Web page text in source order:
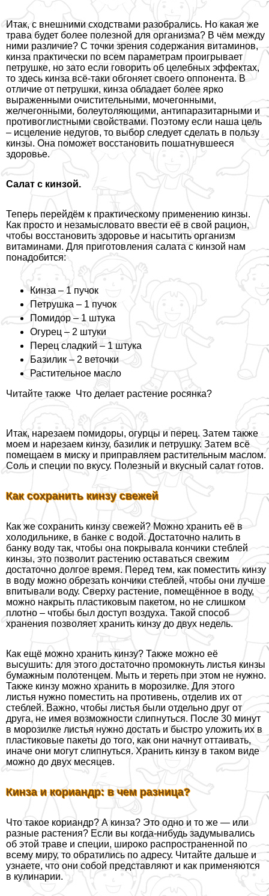
Итак, с внешними сходствами разобрались. Но какая же
трава будет более полезной для организма? В чём между
ними различие? С точки зрения содержания витаминов,
кинза пpaктически по всем параметрам проигрывает
петрушке, но зато если говорить об целебных эффектах,
то здесь кинза всё-таки обгоняет своего оппонента. В
отличие от петрушки, кинза обладает более ярко
выраженными очистительными, мочегонными,
желчегонными, болеутоляющими, антипаразитарными и
противоглистными свойствами. Поэтому если наша цель
– исцеление недугов, то выбор следует сделать в пользу
кинзы. Она поможет восстановить пошатнувшееся
здоровье.
Салат с кинзой.
Теперь перейдём к пpaктическому применению кинзы.
Как просто и незамысловато ввести её в свой рацион,
чтобы восстановить здоровье и насытить организм
витаминами. Для приготовления салата с кинзой нам
понадобится:
Кинза – 1 пучок
Петрушка – 1 пучок
Помидор – 1 штука
Огурец – 2 штуки
Перец сладкий – 1 штука
Базилик – 2 веточки
Растительное масло
Читайте также Что делает растение росянка?
Итак, нарезаем помидоры, огурцы и перец. Затем также
моем и нарезаем кинзу, базилик и петрушку. Затем всё
помещаем в миску и приправляем растительным маслом.
Соль и специи по вкусу. Полезный и вкусный салат готов.
Как сохранить кинзу свежей
Как же сохранить кинзу свежей? Можно хранить её в
холодильнике, в банке с водой. Достаточно налить в
банку воду так, чтобы она покрывала кончики стeблей
кинзы, это позволит растению оставаться свежим
достаточно долгое время. Перед тем, как поместить кинзу
в воду можно обрезать кончики стeблей, чтобы они лучше
впитывали воду. Сверху растение, помещённое в воду,
можно накрыть пластиковым пакетом, но не слишком
плотно – чтобы был доступ воздуха. Такой способ
хранения позволяет хранить кинзу до двух недель.
Как ещё можно хранить кинзу? Также можно её
высушить: для этого достаточно промокнуть листья кинзы
бумажным полотенцем. Мыть и тереть при этом не нужно.
Также кинзу можно хранить в морозилке. Для этого
листья нужно поместить на противень, отделив их от
стeблей. Важно, чтобы листья были отдельно друг от
друга, не имея возможности слипнуться. После 30 минут
в морозилке листья нужно достать и быстро уложить их в
пластиковые пакеты до того, как они начнут оттаивать,
иначе они могут слипнуться. Хранить кинзу в таком виде
можно до двух месяцев.
Кинза и кориандр: в чем разница?
Что такое кориандр? А кинза? Это одно и то же — или
разные растения? Если вы когда-нибудь задумывались
об этой траве и специи, широко распространенной по
всему миру, то обратились по адресу. Читайте дальше и
узнаете, что они собой представляют и как применяются
в кулинарии.